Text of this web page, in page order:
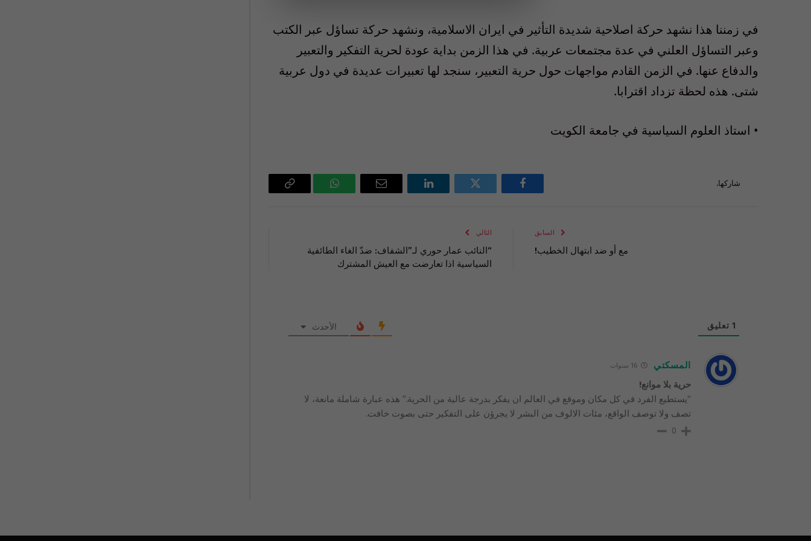
في زمننا هذا نشهد حركة اصلاحية شديدة التأثير في ايران الاسلامية، ونشهد حركة تساؤل عبر الكتب
وعبر التساؤل العلني في عدة مجتمعات عربية. في هذا الزمن بداية عودة لحرية التفكير والتعبير
والدفاع عنها. في الزمن القادم مواجهات حول حرية التعبير، سنجد لها تعبيرات عديدة في دول عربية
شتى. هذه لحظة تزداد اقترابا.
• استاذ العلوم السياسية في جامعة الكويت
شاركها.
فيسبوك تويتر لينكدإن
البريد
واتساب
Copy
السابق
مع أو ضد ابتهال الخطيب!
التالي
“النائب عمار حوري لـ”الشفاف: ضدّ الغاء الطائفية
السياسية اذا تعارضت مع العيش المشترك
1 تعليق الأحدث
المسكتي 16 سنوات
حرية بلا موانع!
“يستطيع الفرد في كل مكان وموقع في العالم ان يفكر بدرجة عالية من الحرية.” هذه عبارة شاملة مانعة، لا
تصف ولا توصف الواقع، مئات الالوف من البشر لا يجرؤن على التفكير حتى بصوت خافت.
0